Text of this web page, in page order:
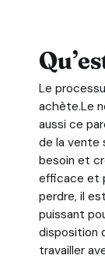
Le
achète.Le
aussi ce
de la vente
besoin et
efficace et
perdre, il
puissant
disposition
travailler